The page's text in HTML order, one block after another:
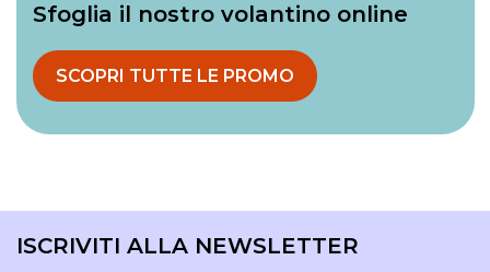
Sfoglia il nostro volantino online
SCOPRI TUTTE LE PROMO
ISCRIVITI ALLA NEWSLETTER